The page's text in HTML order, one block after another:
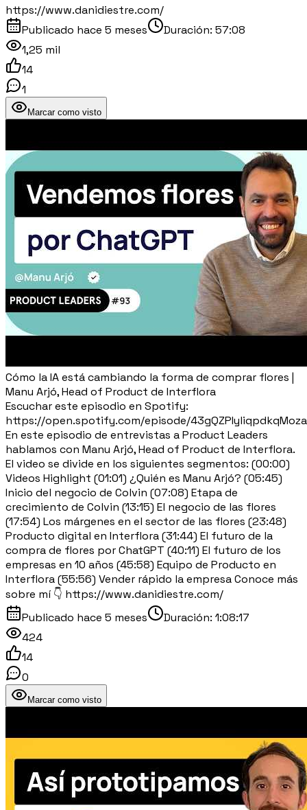
https://www.danidiestre.com/
Publicado hace 5 meses Duración: 57:08
1,25 mil
14
1
Marcar como visto
Cómo la IA está cambiando la forma de comprar flores |
Manu Arjó, Head of Product de Interflora
Escuchar este episodio en Spotify:
https://open.spotify.com/episode/
En este episodio de entrevistas a Product Leaders
hablamos con Manu Arjó, Head of Product de Interflora.
El video se divide en los siguientes segmentos: (00:00)
Videos Highlight (01:01) ¿Quién es Manu Arjó? (05:45)
Inicio del negocio de Colvin (07:08) Etapa de
crecimiento de Colvin (13:15) El negocio de las flores
(17:54) Los márgenes en el sector de las flores (23:48)
Producto digital en Interflora (31:44) El futuro de la
compra de flores por ChatGPT (40:11) El futuro de los
empresas en 10 años (45:58) Equipo de Producto en
Interflora (55:56) Vender rápido la empresa Conoce más
sobre mí 👇 https://www.danidiestre.com/
Publicado hace 5 meses Duración: 1:08:17
424
14
0
Marcar como visto